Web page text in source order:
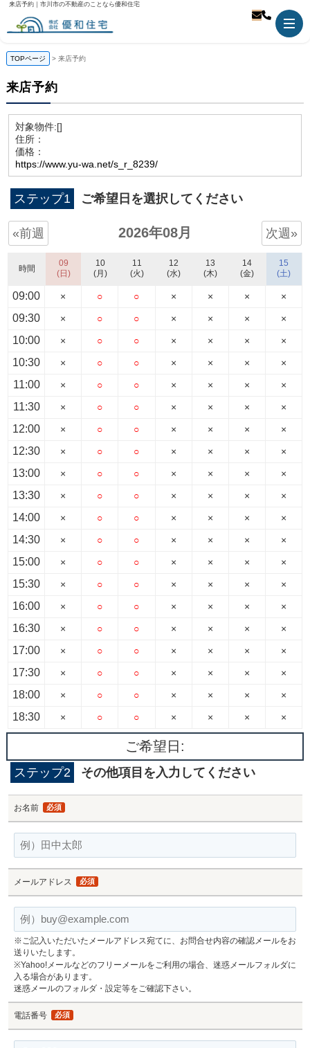
来店予約｜市川市の不動産のことなら優和住宅
TOPページ 来店予約
来店予約
対象物件:[]
住所：
価格：
https://www.yu-wa.net/s_r_8239/
ステップ1 ご希望日を選択してください
«前週 2026年08月 次週»
時間
09:00
09:30
10:00
10:30
11:00
11:30
12:00
12:30
13:00
13:30
14:00
14:30
15:00
15:30
16:00
16:30
17:00
17:30
18:00
18:30
09
(日)
×
×
×
×
×
×
×
×
×
×
×
×
×
×
×
×
×
×
×
×
10
(月)
○
○
○
○
○
○
○
○
○
○
○
○
○
○
○
○
○
○
○
○
11
(火)
○
○
○
○
○
○
○
○
○
○
○
○
○
○
○
○
○
○
○
○
12
(水)
×
×
×
×
×
×
×
×
×
×
×
×
×
×
×
×
×
×
×
×
13
(木)
×
×
×
×
×
×
×
×
×
×
×
×
×
×
×
×
×
×
×
×
14
(金)
×
×
×
×
×
×
×
×
×
×
×
×
×
×
×
×
×
×
×
×
15
(土)
×
×
×
×
×
×
×
×
×
×
×
×
×
×
×
×
×
×
×
×
ご希望日:
ステップ2 その他項目を入力してください
お名前 必須
メールアドレス 必須
※ご記入いただいたメールアドレス宛てに、お問合せ内容の確認メールをお
送りいたします。
※Yahoo!メールなどのフリーメールをご利用の場合、迷惑メールフォルダに
入る場合があります。
迷惑メールのフォルダ・設定等をご確認下さい。
電話番号 必須